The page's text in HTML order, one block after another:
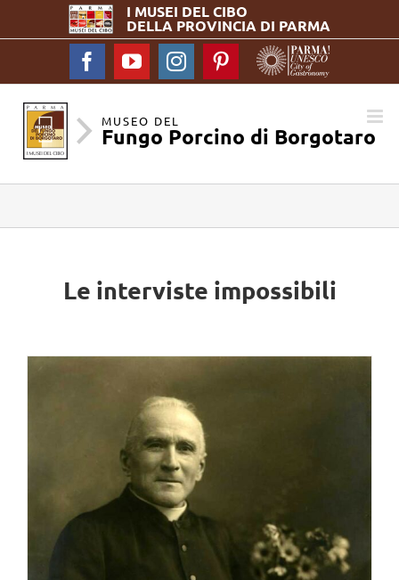
I MUSEI DELCIBO
DELLA PROVINCIA DI PARMA
FacebookYouTubeInstagramPinterest
MUSEO DEL
Fungo Porcino di Borgotaro
Le interviste impossibili